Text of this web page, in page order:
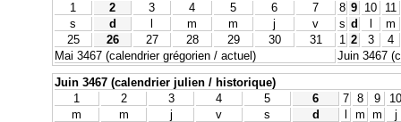
1
2 3 4 5 6 7 8 9 10
11
s
d m m j v s d
m
25
26 27 28 29 30 31 1 2 3
4
Mai 3467 (calendrier grégorien / actuel)
Juin 3467
Juin 3467 (calendrier julien / historique)
1
2 3 4 5 6 7 8 9
10
m
m j v s d l m m
j